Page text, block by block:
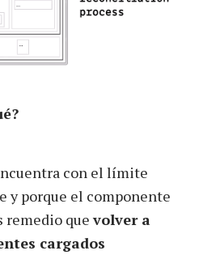
con el límite
y porque el componente
remedio quevolver a
cargados